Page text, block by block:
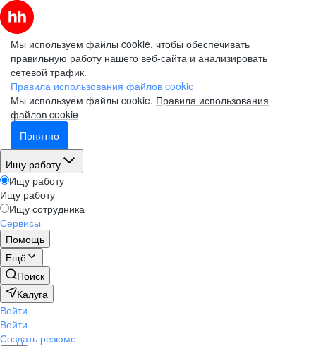
Мы используем файлы cookie, чтобы обеспечивать
правильную работу нашего веб-сайта и анализировать
сетевой трафик.
Правила использования файлов cookie
Мы используем файлы cookie. Правила использования
файлов cookie
Понятно
Ищу работу
Ищу работу
Ищу работу
Ищу сотрудника
Сервисы
Помощь
Ещё
Поиск
Калуга
Войти
Войти
Создать резюме